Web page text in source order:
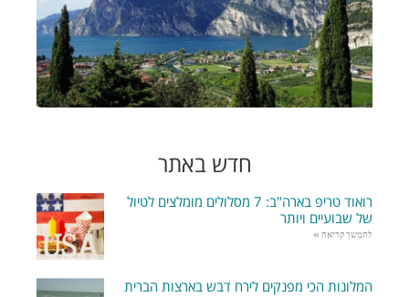
חדש באתר
רואוד טריפ בארה"ב: 7 מסלולים מומלצים לטיול
של שבועיים ויותר
להמשך קריאה »
המלונות הכי מפנקים לירח דבש בארצות הברית